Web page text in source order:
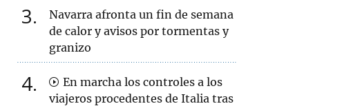
3
Navarra afronta un fin de semana
de calor y avisos por tormentas y
granizo
4
En marcha los controles a los
viajeros procedentes de Italia tras